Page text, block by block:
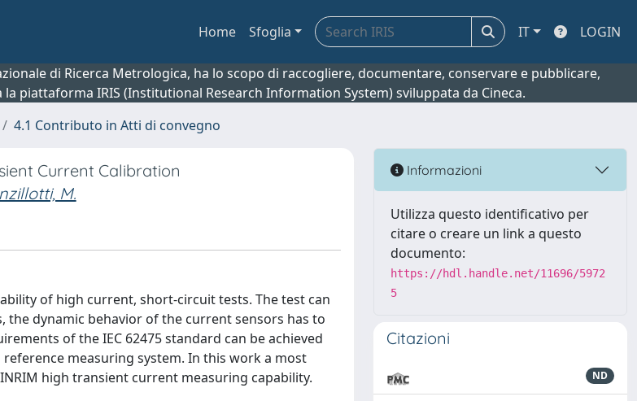
Home Sfoglia IT LOGIN
di Ricerca Metrologica, ha lo scopo di raccogliere, documentare, conservare e pubblicare,
piattaforma IRIS (Institutional Research Information System) sviluppata da Cineca.
4.1 Contributo in Atti di convegno
Current Calibration
M.
of high current, short-circuit tests. The test can
dynamic behavior of the current sensors has to
of the IEC 62475 standard can be achieved
measuring system. In this work a most
high transient current measuring capability.
Informazioni
Utilizza questo identificativo per
citare o creare un link a questo
documento:
https://hdl.handle.net/11696/5972
5
Citazioni
ND